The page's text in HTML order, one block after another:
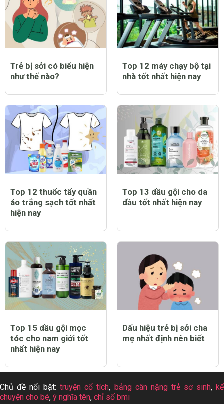
Trẻ bị sởi có biểu hiện
như thế nào?
Top 12 máy chạy bộ tại
nhà tốt nhất hiện nay
Top 12 thuốc tẩy quần
áo trắng sạch tốt nhất
hiện nay
Top 13 dầu gội cho da
dầu tốt nhất hiện nay
Top 15 dầu gội mọc
tóc cho nam giới tốt
nhất hiện nay
Dấu hiệu trẻ bị sởi cha
mẹ nhất định nên biết
Chủ đề nổi bật:truyện cổ tích, bảng cân nặng trẻ sơ sinh,kể
chuyện cho bé, ý nghĩa tên, chỉ số bmi